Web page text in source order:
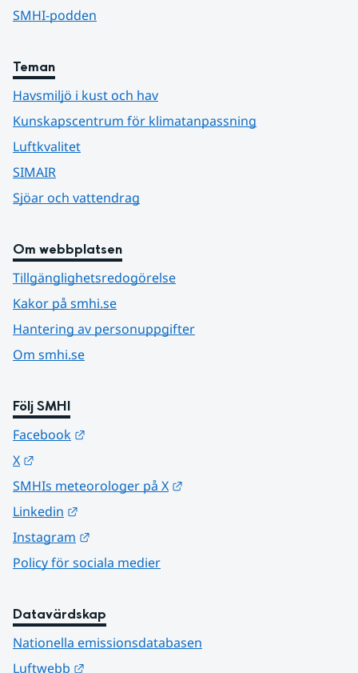
SMHI-podden
Teman
Havsmiljö i kust och hav
Kunskapscentrum för klimatanpassning
Luftkvalitet
SIMAIR
Sjöar och vattendrag
Om webbplatsen
Tillgänglighetsredogörelse
Kakor på smhi.se
Hantering av personuppgifter
Om smhi.se
Följ SMHI
Facebook
X
SMHIs meteorologer på X
Linkedin
Instagram
Policy för sociala medier
Datavärdskap
Nationella emissionsdatabasen
Luftwebb